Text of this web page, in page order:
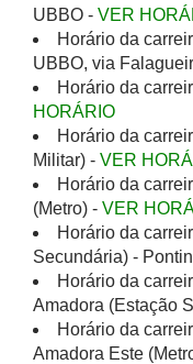
UBBO - VER
Horário da
UBBO, via
Horário da
HORÁRIO
Horário da
Militar) - VER
Horário da
(Metro) - VER
Horário da
Secundária) -
Horário da
Amadora (Estação
Horário da
Amadora Este